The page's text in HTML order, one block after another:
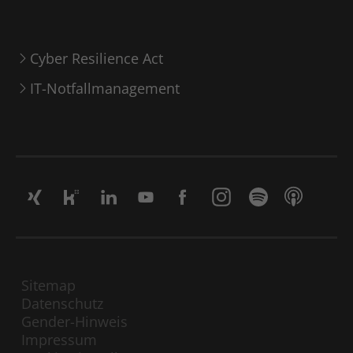
Cyber Resilience Act
IT-Notfallmanagement
Sitemap
Datenschutz
Gender-Hinweis
Impressum